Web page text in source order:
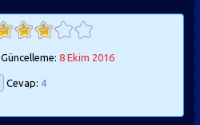
Güncelleme: 8 Ekim 2016
Cevap: 4